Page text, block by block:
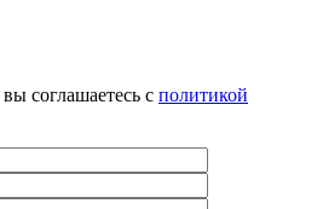
соглашаетесь с политикой